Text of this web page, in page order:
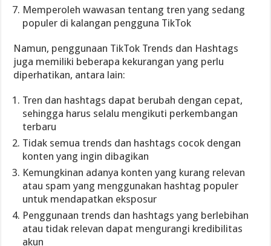
Memperoleh wawasan tentang tren yang sedang
populer di kalangan pengguna TikTok
Namun, penggunaan TikTok Trends dan Hashtags
juga memiliki beberapa kekurangan yang perlu
diperhatikan, antara lain:
Tren dan hashtags dapat berubah dengan cepat,
sehingga harus selalu mengikuti perkembangan
terbaru
Tidak semua trends dan hashtags cocok dengan
konten yang ingin dibagikan
Kemungkinan adanya konten yang kurang relevan
atau spam yang menggunakan hashtag populer
untuk mendapatkan eksposur
Penggunaan trends dan hashtags yang berlebihan
atau tidak relevan dapat mengurangi kredibilitas
akun